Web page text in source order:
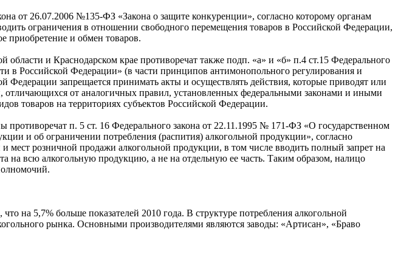
от 26.07.2006 №135-ФЗ «Закона о защите конкуренции», согласно которому органам
ограничения в отношении свободного перемещения товаров в Российской Федерации,
приобретение и обмен товаров.
и Краснодарском крае противоречат также подп. «а» и «б» п.4 ст.15 Федерального
в Российской Федерации» (в части принципов антимонопольного регулирования и
Федерации запрещается принимать акты и осуществлять действия, которые приводят или
отличающихся от аналогичных правил, установленных федеральными законами и иными
товаров на территориях субъектов Российской Федерации.
противоречат п. 5 ст. 16 Федерального закона от 22.11.1995 № 171-ФЗ «О государственном
и об ограничении потребления (распития) алкогольной продукции», согласно
мест розничной продажи алкогольной продукции, в том числе вводить полный запрет на
на всю алкогольную продукцию, а не на отдельную ее часть. Таким образом, налицо
на 5,7% больше показателей 2010 года. В структуре потребления алкогольной
рынка. Основными производителями являются заводы: «Артисан», «Браво